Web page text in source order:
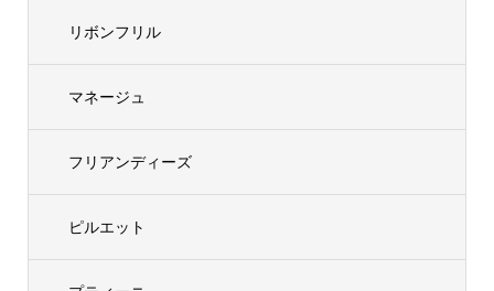
リボンフリル
マネージュ
フリアンディーズ
ピルエット